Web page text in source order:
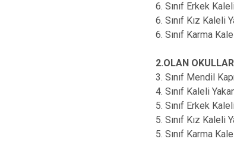
6. Sınıf Erkek
6. Sınıf Kız Kaleli
6. Sınıf Karma
2.OLAN
3. Sınıf Mendil
4. Sınıf Kaleli
5. Sınıf Erkek
5. Sınıf Kız Kaleli
5. Sınıf Karma